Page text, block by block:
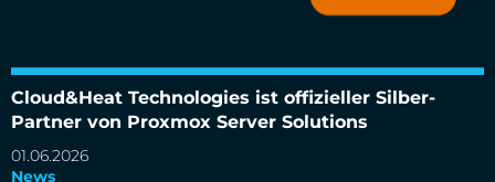
Cloud&Heat Technologies ist offizieller Silber-
Partner von Proxmox Server Solutions
01.06.2026
News
Cloud&Heat Technologies ist offizieller Silber-Partner von